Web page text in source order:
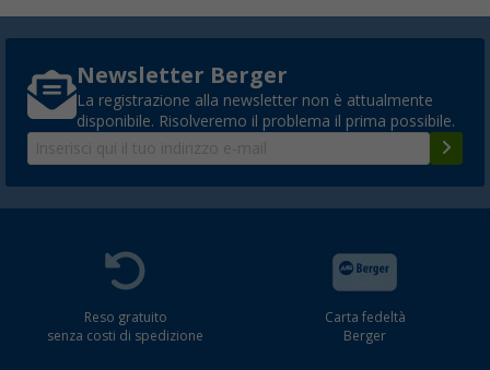
Newsletter Berger
La registrazione alla newsletter non è attualmente
disponibile. Risolveremo il problema il prima possibile.
Reso gratuito
senza costi di spedizione
Carta fedeltà
Berger